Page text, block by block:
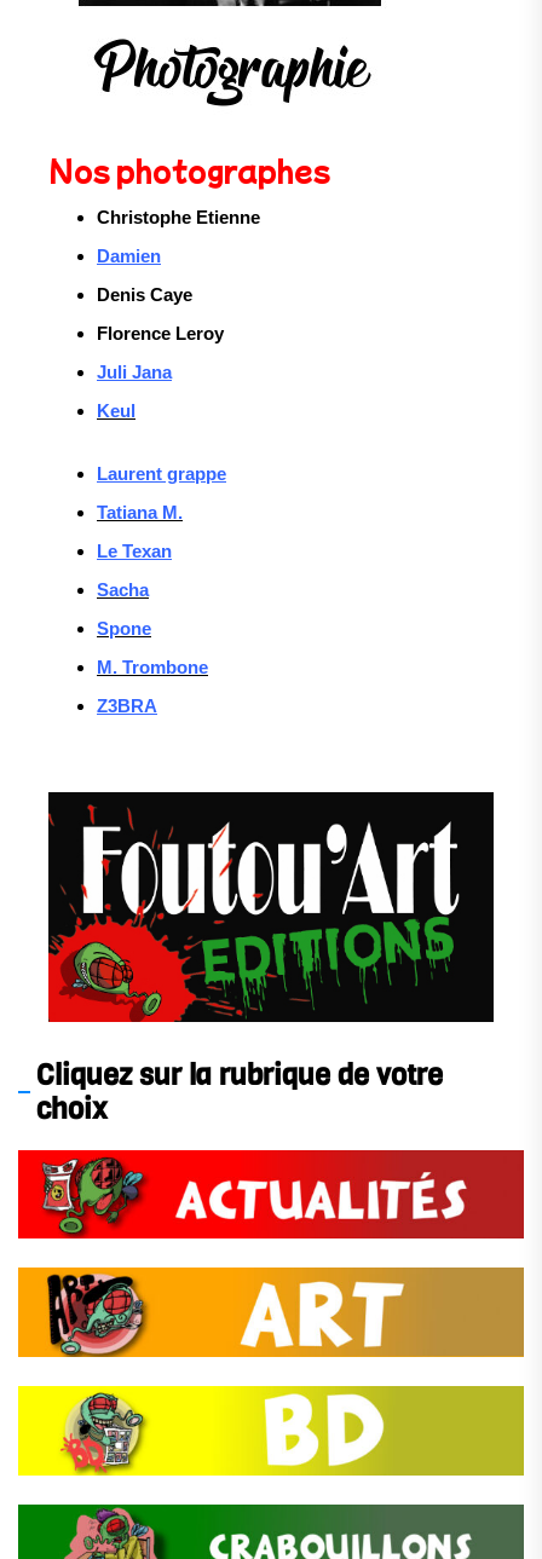
Nos photographes
Christophe Etienne
Damien
Denis Caye
Florence Leroy
Juli Jana
Keul
Laurent grappe
Tatiana M.
Le Texan
Sacha
Spone
M. Trombone
Z3BRA
Cliquez sur la rubrique de votre
choix